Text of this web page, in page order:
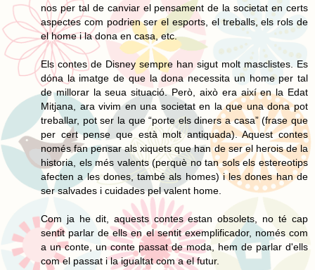
nos per tal de canviar el pensament de la societat en certs
aspectes com podrien ser el esports, el treballs, els rols de
el home i la dona en casa, etc.
Els contes de Disney sempre han sigut molt masclistes. Es
dóna la imatge de que la dona necessita un home per tal
de millorar la seua situació. Però, això era així en la Edat
Mitjana, ara vivim en una societat en la que una dona pot
treballar, pot ser la que “porte els diners a casa” (frase que
per cert pense que està molt antiquada). Aquest contes
només fan pensar als xiquets que han de ser el herois de la
historia, els més valents (perquè no tan sols els estereotips
afecten a les dones, també als homes) i les dones han de
ser salvades i cuidades pel valent home.
Com ja he dit, aquests contes estan obsolets, no té cap
sentit parlar de ells en el sentit exemplificador, només com
a un conte, un conte passat de moda, hem de parlar d'ells
com el passat i la igualtat com a el futur.